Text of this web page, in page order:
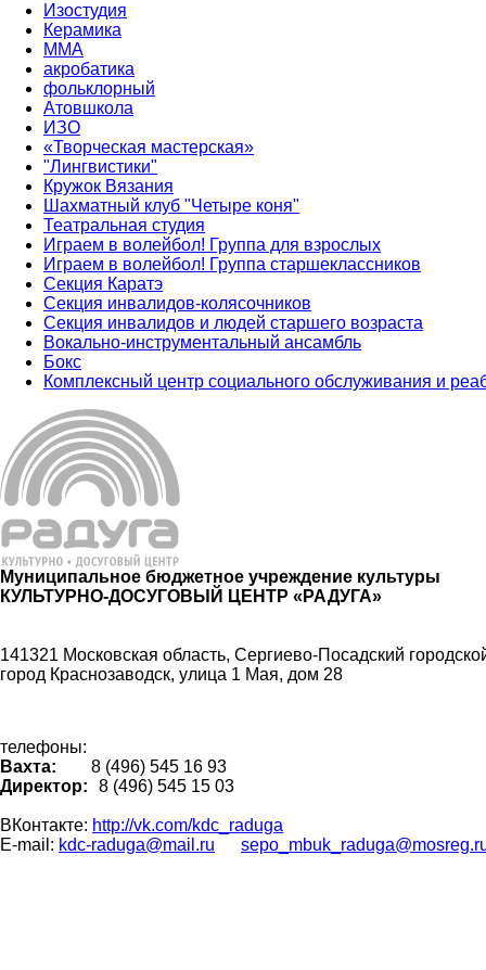
Изостудия
Керамика
ММА
акробатика
фольклорный
Атовшкола
ИЗО
«Творческая мастерская»
"Лингвистики"
Кружок Вязания
Шахматный клуб "Четыре коня"
Театральная студия
Играем в волейбол! Группа для взрослых
Играем в волейбол! Группа старшеклассников
Секция Каратэ
Секция инвалидов-колясочников
Секция инвалидов и людей старшего возраста
Вокально-инструментальный ансамбль
Бокс
Комплексный центр социального обслуживания и
Муниципальное бюджетное учреждение культуры
КУЛЬТУРНО-ДОСУГОВЫЙ ЦЕНТР «РАДУГА»
141321 Московская область, Сергиево-Посадский
город Краснозаводск, улица 1 Мая, дом 28
телефоны:
Вахта:
8 (496) 545 16 93
Директор:
8 (496) 545 15 03
ВКонтакте: http://vk.com/kdc_raduga
E-mail: kdc-raduga@mail.ru